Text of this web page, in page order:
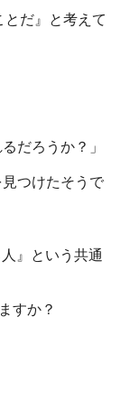
だ』と考えて
だろうか？」
つけたそうで
』という共通
すか？